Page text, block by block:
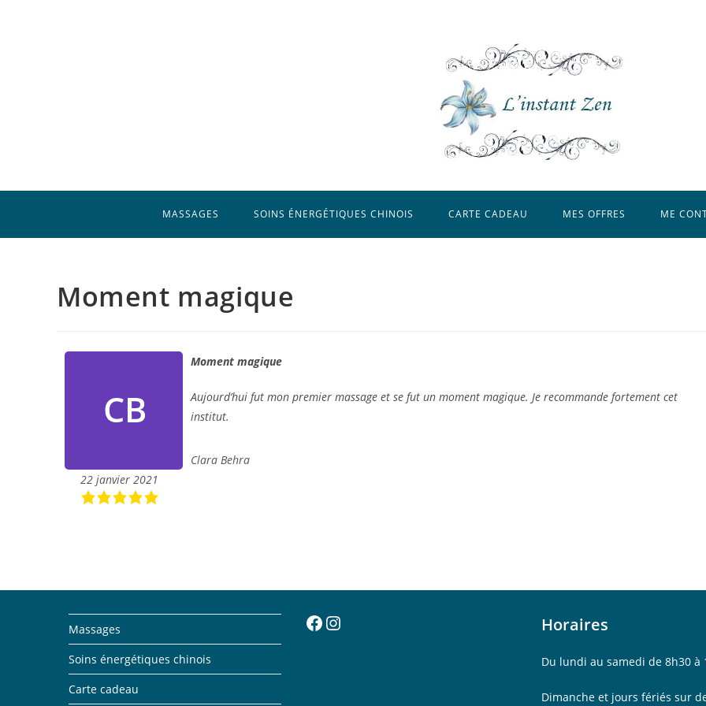
MASSAGES SOINS ÉNERGÉTIQUES CHINOIS CARTE CADEAU MES OFFRES ME
Moment magique
Moment magique
Aujourd’hui fut mon premier massage et se fut un moment magique. Je recommande fortement cet
institut.
Clara Behra
22 janvier 2021
Massages
Soins énergétiques chinois
Carte cadeau
FacebookInstagram Horaires
Du lundi au samedi de 8h30 à
Dimanche et jours fériés sur